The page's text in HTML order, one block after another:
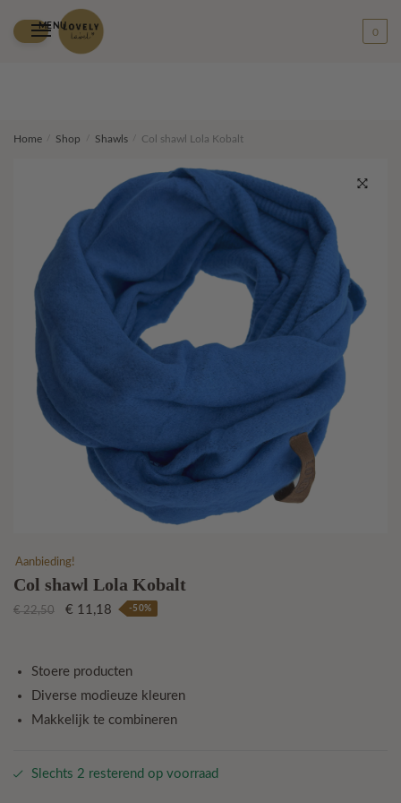
MENU
0
Home Shop Shawls Col shawl Lola Kobalt
Aanbieding!
Col shawl Lola Kobalt
€22,50
Oorspronkelijke
€ 22,50.
€ 11,18 Huidige
€ 11,18.
-50%
Stoere producten
Diverse modieuze kleuren
Makkelijk te combineren
Slechts 2 resterend op voorraad